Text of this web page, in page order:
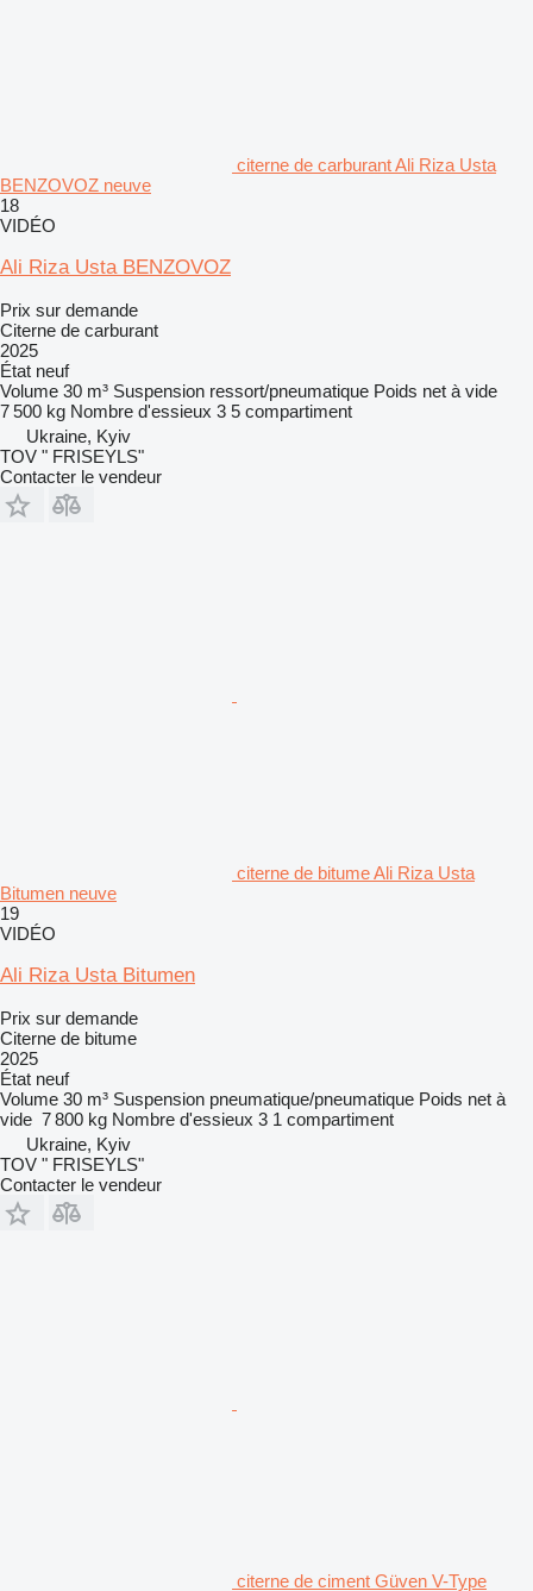
citerne de carburant Ali Riza Usta
BENZOVOZ neuve
18
VIDÉO
Ali Riza Usta BENZOVOZ
Prix sur demande
Citerne de carburant
2025
État neuf
Volume 30 m³ Suspension ressort/pneumatique Poids net à vide
7 500 kg Nombre d'essieux 3 5 compartiment
Ukraine, Kyiv
TOV " FRISEYLS"
Contacter le vendeur
citerne de bitume Ali Riza Usta
Bitumen neuve
19
VIDÉO
Ali Riza Usta Bitumen
Prix sur demande
Citerne de bitume
2025
État neuf
Volume 30 m³ Suspension pneumatique/pneumatique Poids net à
vide 7 800 kg Nombre d'essieux 3 1 compartiment
Ukraine, Kyiv
TOV " FRISEYLS"
Contacter le vendeur
citerne de ciment Güven V-Type